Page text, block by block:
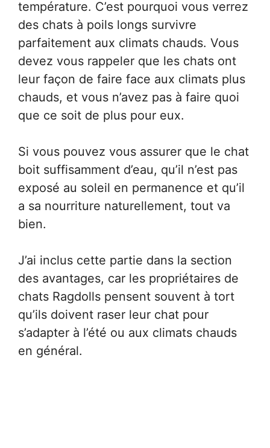
température. C’est pourquoi vous verrez
des chats à poils longs survivre
parfaitement aux climats chauds. Vous
devez vous rappeler que les chats ont
leur façon de faire face aux climats plus
chauds, et vous n’avez pas à faire quoi
que ce soit de plus pour eux.
Si vous pouvez vous assurer que le chat
boit suffisamment d’eau, qu’il n’est pas
exposé au soleil en permanence et qu’il
a sa nourriture naturellement, tout va
bien.
J’ai inclus cette partie dans la section
des avantages, car les propriétaires de
chats Ragdolls pensent souvent à tort
qu’ils doivent raser leur chat pour
s’adapter à l’été ou aux climats chauds
en général.